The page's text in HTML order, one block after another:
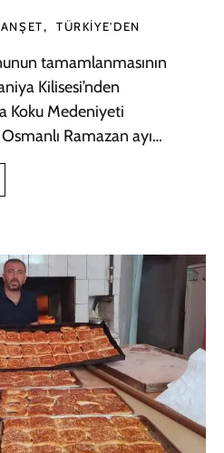
TÜRKIYE'DEN
tamamlanmasının
Kilisesi’nden
Koku Medeniyeti
Ramazan ayı…